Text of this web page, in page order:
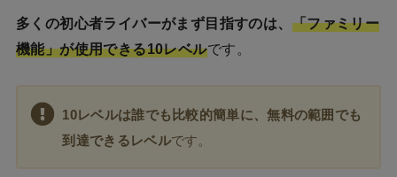
多くの初心者ライバーがまず目指すのは、 「ファミリー
機能」が使用できる10レベルです。
10レベルは誰でも 比較的簡単に、無料の範囲でも
到達できるレベルです。